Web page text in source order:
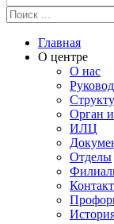
Главная
О центре
О нас
Орган
ИЛЦ
Отделы